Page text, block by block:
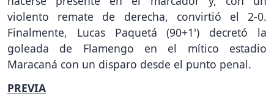
violento remate de derecha, convirtió el 2-0.
Finalmente, Lucas Paquetá (90+1') decretó la
goleada de Flamengo en el mítico estadio
Maracaná con un disparo desde el punto penal.
PREVIA